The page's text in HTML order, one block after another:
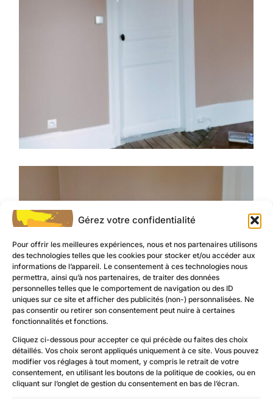
Gérez votre confidentialité
Pour offrir les meilleures expériences, nous et nos partenaires utilisons
des technologies telles que les cookies pour stocker et/ou accéder aux
informations de l’appareil. Le consentement à ces technologies nous
permettra, ainsi qu’à nos partenaires, de traiter des données
personnelles telles que le comportement de navigation ou des ID
uniques sur ce site et afficher des publicités (non-) personnalisées. Ne
pas consentir ou retirer son consentement peut nuire à certaines
fonctionnalités et fonctions.
Cliquez ci-dessous pour accepter ce qui précède ou faites des choix
détaillés. Vos choix seront appliqués uniquement à ce site. Vous pouvez
modifier vos réglages à tout moment, y compris le retrait de votre
consentement, en utilisant les boutons de la politique de cookies, ou en
cliquant sur l’onglet de gestion du consentement en bas de l’écran.